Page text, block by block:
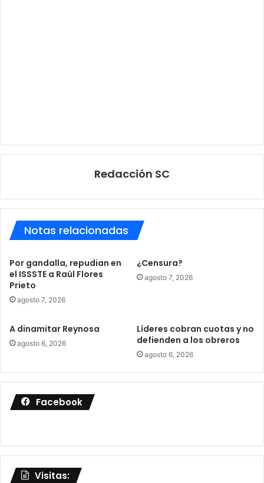
Redacción SC
Notas relacionadas
Por gandalla, repudian en
el ISSSTE a Raúl Flores
Prieto
agosto 7, 2026
¿Censura?
agosto 7, 2026
A dinamitar Reynosa
agosto 6, 2026
Líderes cobran cuotas y no
defienden a los obreros
agosto 6, 2026
Facebook
Visitas: